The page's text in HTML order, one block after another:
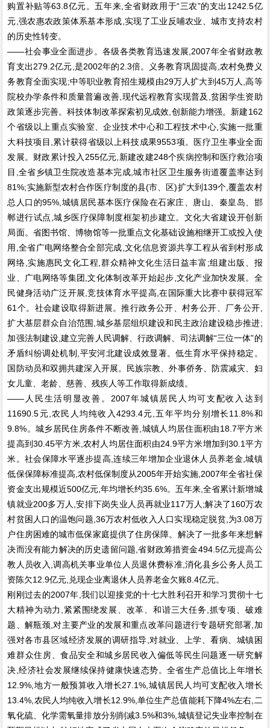
购置补贴等63.8亿元。五年来,全省财政用于“三农”的支出1242.5亿
元,强农惠农政策体系基本形成,实现了工业反哺农业、城市支持农村
的历史性转变。
——社会事业全面进步。各级各类教育迅速发展,2007年全省财政教
育支出279.2亿元,是2002年的2.3倍。义务教育巩固提高,农村免费义
务教育全面实现;中等职业教育招生规模由29万人扩大到45万人,高等
院校办学条件和质量普遍改善,现代远程教育实现普及,贫困学生资助
政策逐步完善。科技体制改革探索初见成效,创新能力增强。新建162
个省级以上重点实验室、企业技术中心和工程技术中心,实施一批重
大科技项目,累计获得省级以上科技成果9553项。医疗卫生事业全面
发展。财政累计投入255亿元,新建改建248个疾病控制和医疗救治项
目,全省乡镇卫生院改造基本完成,城市社区卫生服务街道覆盖率达到
81%;实施新型农村合作医疗制度的县(市、区)扩大到139个,覆盖农村
总人口的95%,城镇居民基本医疗保险在石家庄、唐山、秦皇岛、邯
郸进行试点,城乡医疗保障制度框架初步建立。文化大省建设开创新
局面。省图书馆、博物馆等一批重点文化基础设施相继开工或投入使
用,全省广电网络整合全部完成,文化信息资源共享工程从省到村形成
网络,实施惠民文化工程,群众精神文化生活日益丰富;组建出版、报
业、广电网络等集团,文化体制改革开始起步,文化产业加快发展。全
民健身活动广泛开展,竞技体育水平提高,在国际重大比赛中获得冠军
61个。社会建设取得新进展。推行政务公开、村务公开、厂务公开,
扩大基层群众自治范围,城乡基层组织建设和民主政治建设稳步推进;
加强法制建设,建立完善人民调解、行政调解、司法调解“三位一体”的
矛盾纠纷调处机制,平安河北建设成效显著。低生育水平保持稳定。
国防动员和双拥共建深入开展。民族宗教、外事侨务、防震减灾、妇
女儿童、老龄、慈善、残疾人等工作取得新成绩。
——人民生活明显改善。2007年城镇居民人均可支配收入达到
11690.5元,农民人均纯收入4293.4元,五年平均分别增长11.8%和
9.8%。城乡居民住房条件不断改善,城镇人均居住面积由18.7平方米
提高到30.45平方米,农村人均居住面积由24.9平方米增加到30.1平方
米。社会保障水平逐步提高,连续三年增加企业退休人员养老金,城镇
低保保障标准提高,农村低保制度从2005年开始实施,2007年全省社保
资金支出规模近500亿元,年均增长约35.6%。五年来,全省累计新增城
镇就业200多万人,安排下岗失业人员再就业117万人;解决了160万农
村贫困人口的温饱问题,36万农村低收入人口实现稳定脱贫,为3.08万
户住房困难的城市低保家庭提供了住房保障。解决了一批多年来想解
决而没有能力解决的历史遗留问题,省财政筹措资金494.5亿元提高公
教人员收入,调高机关事业单位人员退休费标准,消化县乡公务人员工
资陈欠12.9亿元,兑现企业离退休人员养老金欠账8.4亿元。
刚刚过去的2007年,我们以迎接党的十七大胜利召开和学习贯彻十七
大精神为动力,紧紧围绕发展、改革、和谐三大任务,抓专项、破难
题、解瓶颈,对主要产业的发展和重点改革问题进行专题研究部署,加
强对各市县区域经济发展的调研指导,对就业、上学、看病、城镇困
难群众住房、食品安全和城乡居民收入偏低等民生问题逐一研究解
决,经济社会发展继续保持健康快速态势。全省生产总值比上年增长
12.9%,地方一般预算收入增长27.1%,城镇居民人均可支配收入增长
13.4%,农民人均纯收入增长12.9%,单位生产总值能耗下降4%左右,二
氧化硫、化学需氧量排放分别削减3.5%和3%,城镇登记失业率控制在